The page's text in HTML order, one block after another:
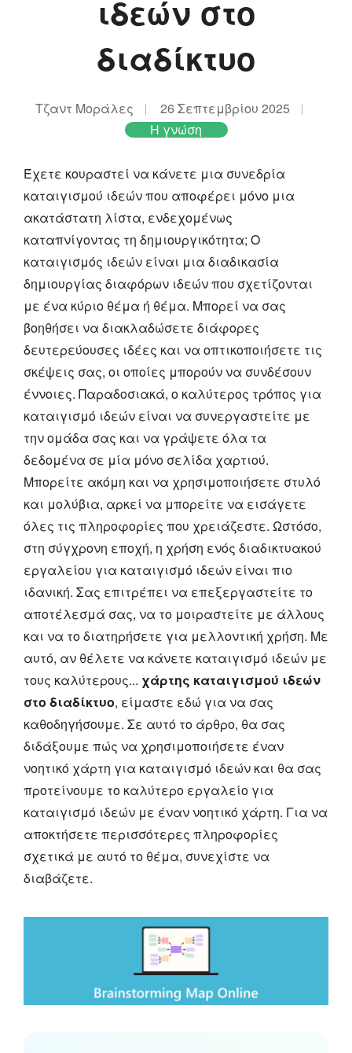
ιδεών στο
διαδίκτυο
Τζαντ Μοράλες
26 Σεπτεμβρίου 2025
Η γνώση
Έχετε κουραστεί να κάνετε μια συνεδρία
καταιγισμού ιδεών που αποφέρει μόνο μια
ακατάστατη λίστα, ενδεχομένως
καταπνίγοντας τη δημιουργικότητα; Ο
καταιγισμός ιδεών είναι μια διαδικασία
δημιουργίας διαφόρων ιδεών που σχετίζονται
με ένα κύριο θέμα ή θέμα. Μπορεί να σας
βοηθήσει να διακλαδώσετε διάφορες
δευτερεύουσες ιδέες και να οπτικοποιήσετε τις
σκέψεις σας, οι οποίες μπορούν να συνδέσουν
έννοιες. Παραδοσιακά, ο καλύτερος τρόπος για
καταιγισμό ιδεών είναι να συνεργαστείτε με
την ομάδα σας και να γράψετε όλα τα
δεδομένα σε μία μόνο σελίδα χαρτιού.
Μπορείτε ακόμη και να χρησιμοποιήσετε στυλό
και μολύβια, αρκεί να μπορείτε να εισάγετε
όλες τις πληροφορίες που χρειάζεστε. Ωστόσο,
στη σύγχρονη εποχή, η χρήση ενός διαδικτυακού
εργαλείου για καταιγισμό ιδεών είναι πιο
ιδανική. Σας επιτρέπει να επεξεργαστείτε το
αποτέλεσμά σας, να το μοιραστείτε με άλλους
και να το διατηρήσετε για μελλοντική χρήση. Με
αυτό, αν θέλετε να κάνετε καταιγισμό ιδεών με
τους καλύτερους... χάρτης καταιγισμού ιδεών
στο διαδίκτυο, είμαστε εδώ για να σας
καθοδηγήσουμε. Σε αυτό το άρθρο, θα σας
διδάξουμε πώς να χρησιμοποιήσετε έναν
νοητικό χάρτη για καταιγισμό ιδεών και θα σας
προτείνουμε το καλύτερο εργαλείο για
καταιγισμό ιδεών με έναν νοητικό χάρτη. Για να
αποκτήσετε περισσότερες πληροφορίες
σχετικά με αυτό το θέμα, συνεχίστε να
διαβάζετε.